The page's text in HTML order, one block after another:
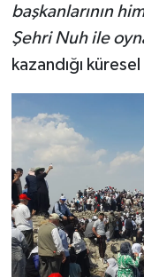
başkanlarının
Şehri Nuh ile
kazandığı